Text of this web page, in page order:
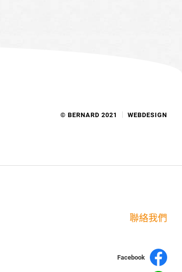
© BERNARD 2021 WEBDESIGN
聯絡我們
Facebook